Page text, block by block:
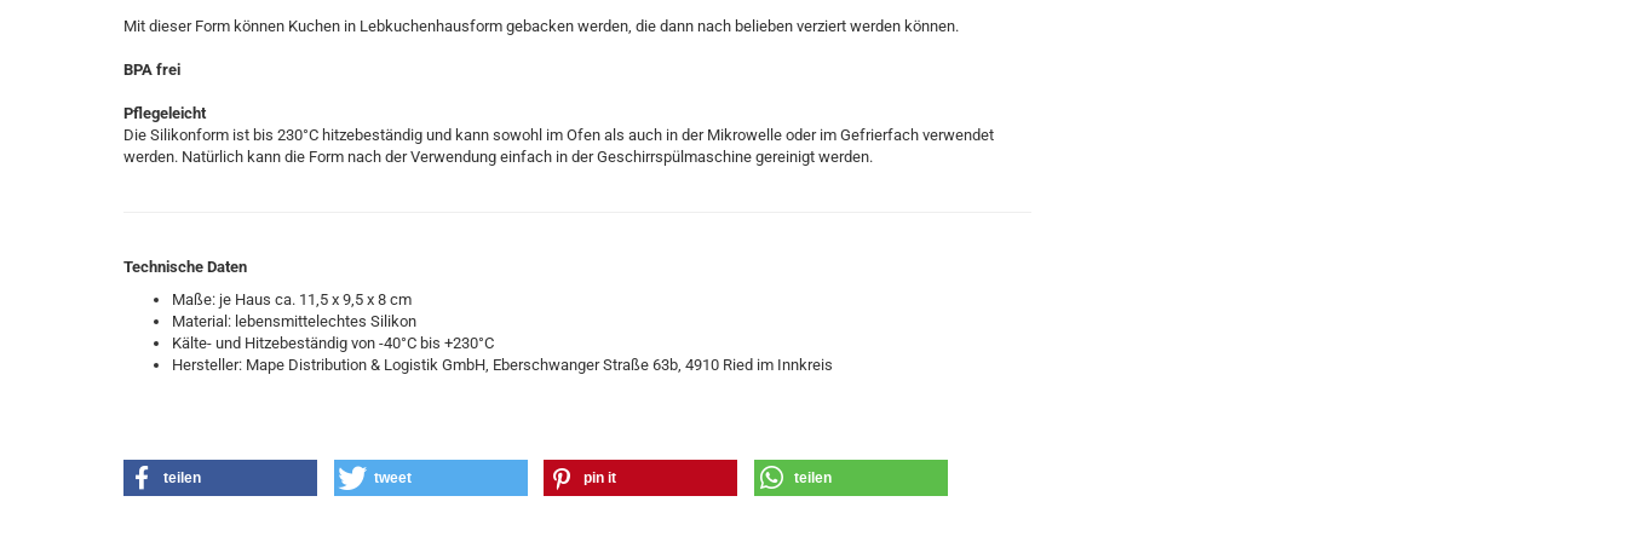
Mit dieser Form können Kuchen in Lebkuchenhausform gebacken werden, die dann nach belieben verziert werden können.
BPA frei
Pflegeleicht
Die Silikonform ist bis 230°C hitzebeständig und kann sowohl im Ofen als auch in der Mikrowelle oder im Gefrierfach verwendet
werden. Natürlich kann die Form nach der Verwendung einfach in der Geschirrspülmaschine gereinigt werden.
Technische Daten
Maße: je Haus ca. 11,5 x 9,5 x 8 cm
Material: lebensmittelechtes Silikon
Kälte- und Hitzebeständig von -40°C bis +230°C
Hersteller: Mape Distribution & Logistik GmbH, Eberschwanger Straße 63b, 4910 Ried im Innkreis
teilen tweet pin it teilen